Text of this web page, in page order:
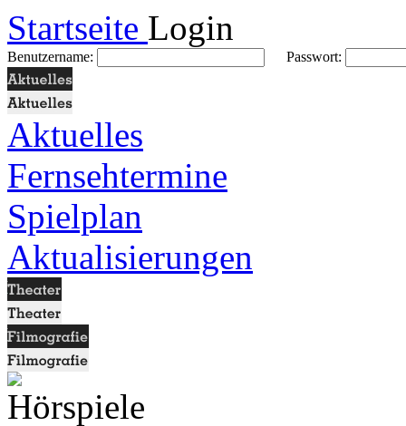
Startseite Login
Benutzername: Passwort:
Aktuelles
Fernsehtermine
Spielplan
Aktualisierungen